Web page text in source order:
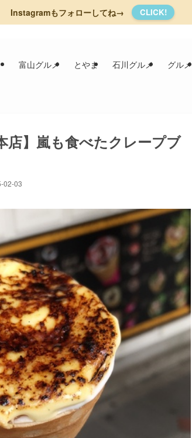
Instagramもフォローしてね→ CLICK!
富山グルメ とやま 石川グルメ グルメ
店】嵐も食べたクレープブ
02-03